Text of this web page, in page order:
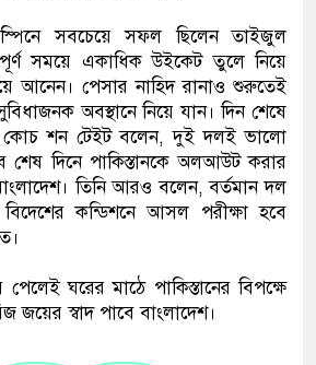
স্পিনে সবচেয়ে সফল ছিলেন তাইজুল
সময়ে একাধিক উইকেট তুলে নিয়ে
আনেন। পেসার নাহিদ রানাও শুরুতেই
অবস্থানে নিয়ে যান। দিন শেষে
কোচ শন টেইট বলেন, দুই দলই ভালো
শেষ দিনে পাকিস্তানকে অলআউট করার
তিনি আরও বলেন, বর্তমান দল
কন্ডিশনে আসল পরীক্ষা হবে
ঘরের মাঠে পাকিস্তানের বিপক্ষে
জয়ের স্বাদ পাবে বাংলাদেশ।